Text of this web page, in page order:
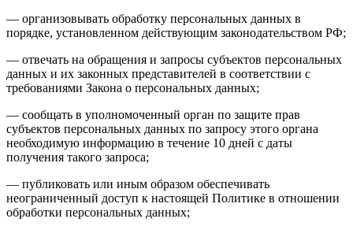
— организовывать обработку персональных данных в
порядке, установленном действующим законодательством РФ;
— отвечать на обращения и запросы субъектов персональных
данных и их законных представителей в соответствии с
требованиями Закона о персональных данных;
— сообщать в уполномоченный орган по защите прав
субъектов персональных данных по запросу этого органа
необходимую информацию в течение 10 дней с даты
получения такого запроса;
— публиковать или иным образом обеспечивать
неограниченный доступ к настоящей Политике в отношении
обработки персональных данных;